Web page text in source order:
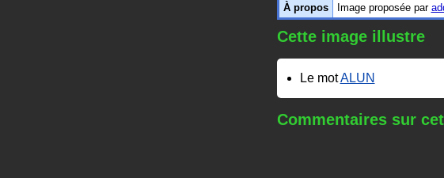
À propos
Image proposée par
Cette image illustre
Le motALUN
Commentaires sur